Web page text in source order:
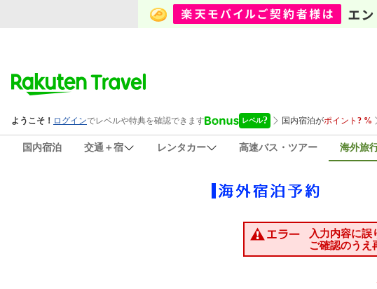
国内宿泊 交通＋宿 レンタカー 高速バス・ツアー 海外旅
入力内容に誤
ご確認のうえ